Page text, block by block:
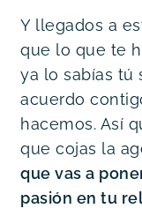
Y llegados a
que lo que te
ya lo sabías tú
acuerdo
hacemos. Así
que cojas la
que vas a
pasión en tu